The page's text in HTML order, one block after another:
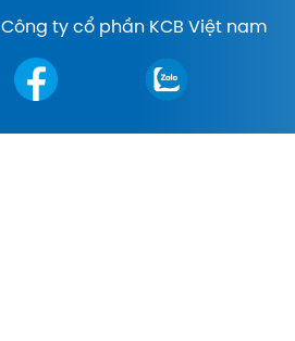
Công ty cổ phần KCB Việt nam